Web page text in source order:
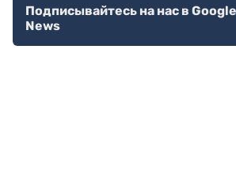
Подписывайтесь на нас в Google
News